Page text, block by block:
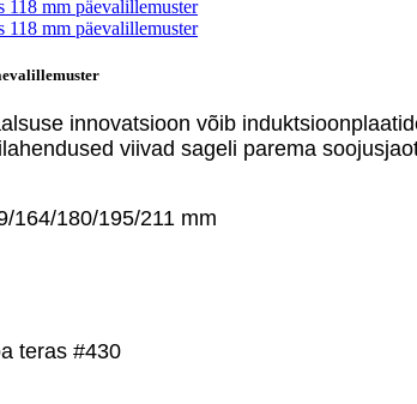
innovatsioon võib
viivad sageli parema
164/180/195/211 mm
teras #430